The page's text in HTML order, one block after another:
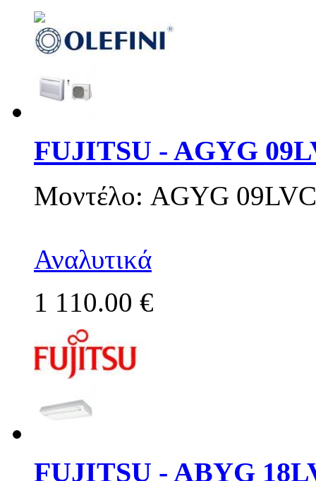
FUJITSU - AGYG
Μοντέλο: AGYG
Αναλυτικά
1 110.00 €
FUJITSU - ABYG